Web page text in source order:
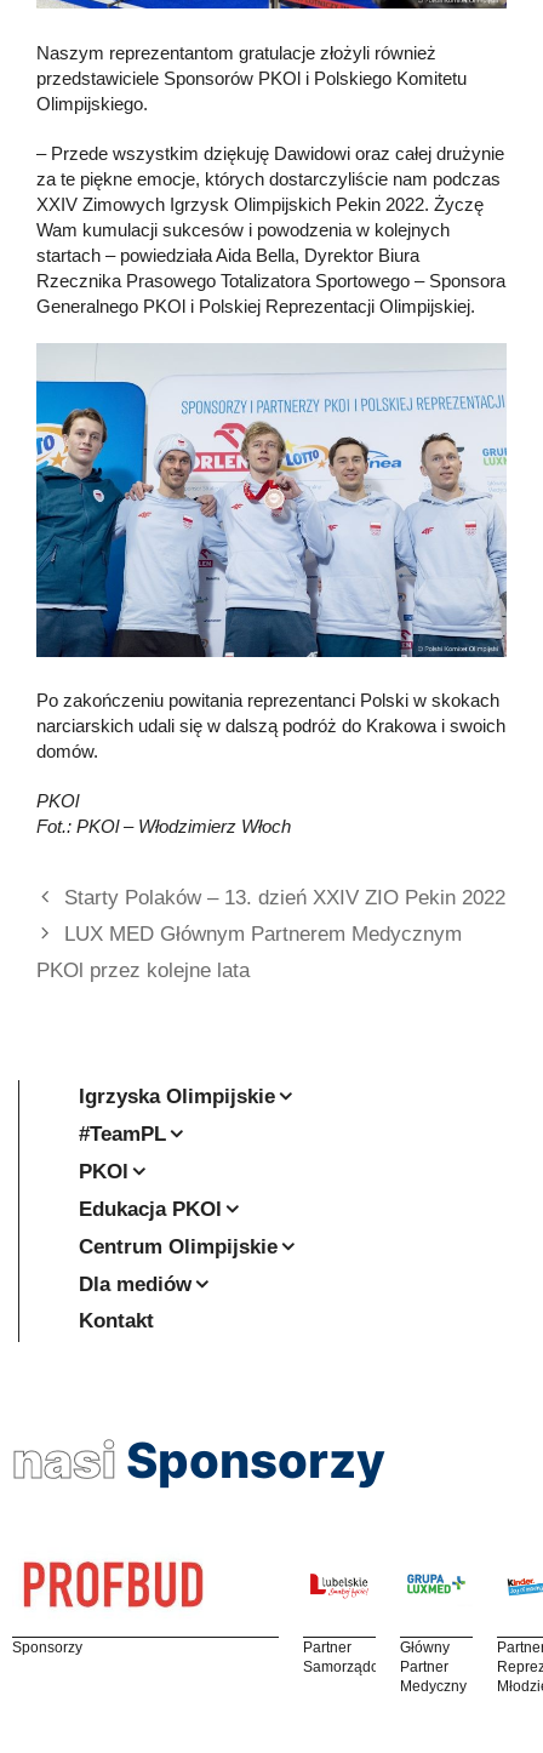
Naszym reprezentantom gratulacje złożyli również
przedstawiciele Sponsorów PKOl i Polskiego Komitetu
Olimpijskiego.
– Przede wszystkim dziękuję Dawidowi oraz całej drużynie
za te piękne emocje, których dostarczyliście nam podczas
XXIV Zimowych Igrzysk Olimpijskich Pekin 2022. Życzę
Wam kumulacji sukcesów i powodzenia w kolejnych
startach – powiedziała Aida Bella, Dyrektor Biura
Rzecznika Prasowego Totalizatora Sportowego – Sponsora
Generalnego PKOl i Polskiej Reprezentacji Olimpijskiej.
Po zakończeniu powitania reprezentanci Polski w skokach
narciarskich udali się w dalszą podróż do Krakowa i swoich
domów.
PKOl
Fot.: PKOl – Włodzimierz Włoch
Starty Polaków – 13. dzień XXIV ZIO Pekin 2022
LUX MED Głównym Partnerem Medycznym
PKOl przez kolejne lata
Igrzyska Olimpijskie
#TeamPL
PKOl
Edukacja PKOl
Centrum Olimpijskie
Dla mediów
Kontakt
nasi Sponsorzy
Sponsorzy
Partner
Samorządowy
Główny
Partner
Medyczny